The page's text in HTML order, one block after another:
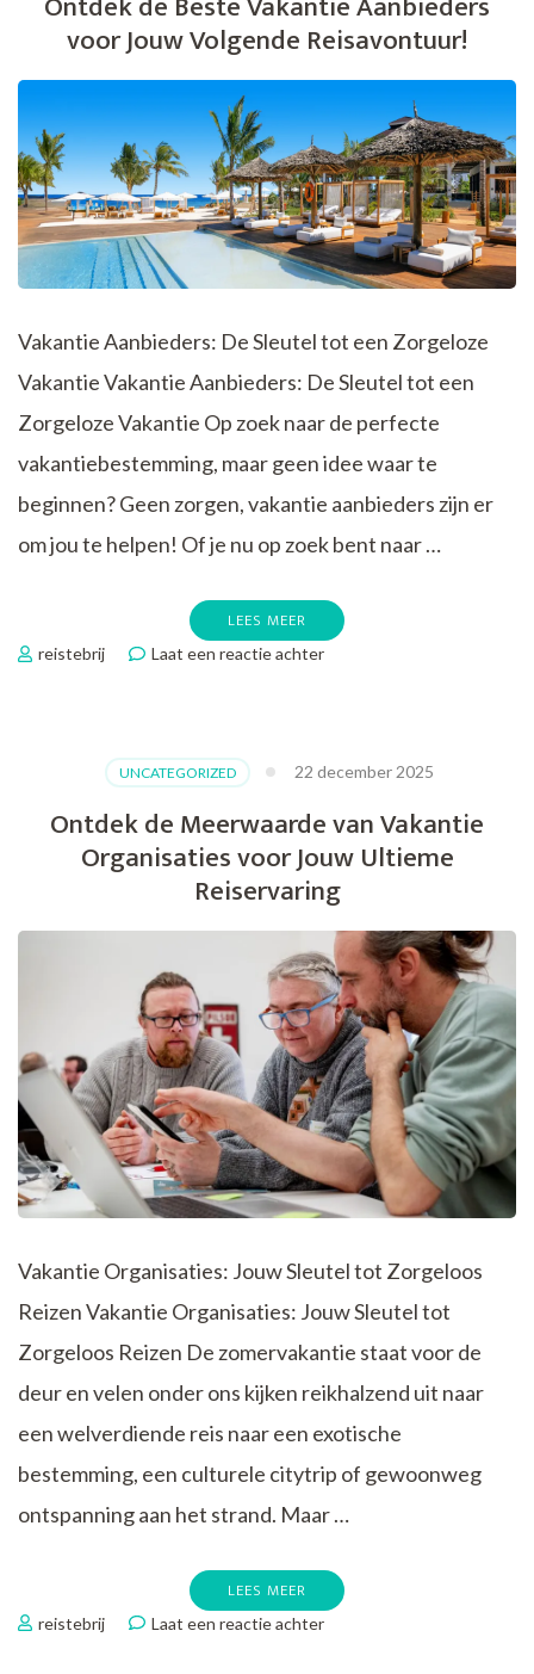
Jouw
Gids
Avontuur
voor Jouw Volgende Reisavontuur!
Vakantie Aanbieders: De Sleutel tot een Zorgeloze
Vakantie Vakantie Aanbieders: De Sleutel tot een
Zorgeloze Vakantie Op zoek naar de perfecte
vakantiebestemming, maar geen idee waar te
beginnen? Geen zorgen, vakantie aanbieders zijn er
om jou te helpen! Of je nu op zoek bent naar …
LEES MEER
reistebrij Laat een reactie achterop
Aanbieders
Jouw
Volgende
UNCATEGORIZED 22 december 2025
Ontdek de Meerwaarde van Vakantie
Organisaties voor Jouw Ultieme
Reiservaring
Vakantie Organisaties: Jouw Sleutel tot Zorgeloos
Reizen Vakantie Organisaties: Jouw Sleutel tot
Zorgeloos Reizen De zomervakantie staat voor de
deur en velen onder ons kijken reikhalzend uit naar
een welverdiende reis naar een exotische
bestemming, een culturele citytrip of gewoonweg
ontspanning aan het strand. Maar …
LEES MEER
reistebrij Laat een reactie achterop